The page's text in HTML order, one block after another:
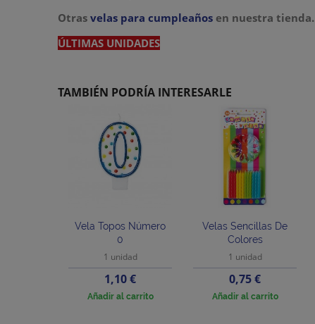
Otrasvelas para cumpleaños en nuestra tienda.
ÚLTIMAS UNIDADES
TAMBIÉN PODRÍA INTERESARLE
Vela Topos Número
0
1 unidad
Precio
1,10 €
Añadir al carrito
Velas Sencillas De
Colores
1 unidad
Precio
0,75 €
Añadir al carrito